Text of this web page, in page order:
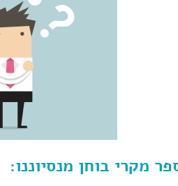
מקרי בוחן מנסיוננו: